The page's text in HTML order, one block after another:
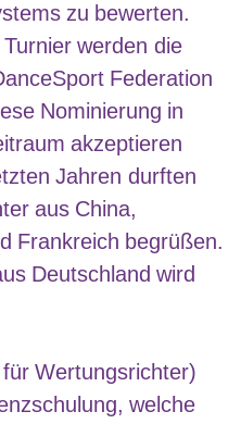
zu bewerten.
werden die
Federation
Nominierung in
akzeptieren
Jahren durften
aus China,
Frankreich begrüßen.
Deutschland wird
Wertungsrichter)
welche